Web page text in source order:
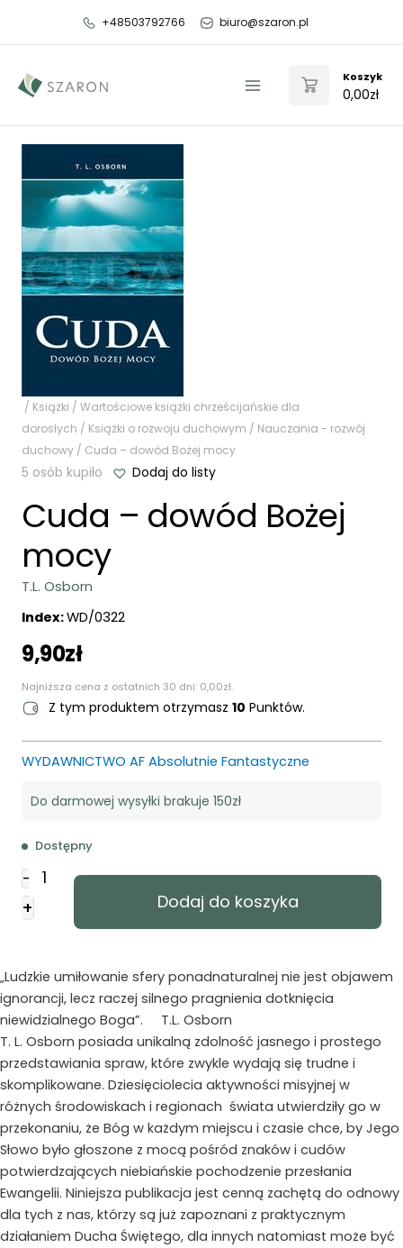
+48503792766 biuro@szaron.pl
Menu
Koszyk
0,00zł
/ Książki / Wartościowe książki chrześcijańskie dla
dorosłych / Książki o rozwoju duchowym / Nauczania - rozwój
duchowy / Cuda – dowód Bożej mocy
5 osób kupiło Dodaj do listy
Cuda – dowód Bożej
mocy
T.L. Osborn
Index:WD/0322
9,90zł
Najniższa cena z ostatnich 30 dni: 0,00zł.
Z tym produktem otrzymasz 10 Punktów.
WYDAWNICTWO AF Absolutnie Fantastyczne
Do darmowej wysyłki brakuje 150zł
Dostępny
-
ilość
Cuda
-
dowód
mocy
+ Dodaj do koszyka
„Ludzkie umiłowanie sfery ponadnaturalnej nie jest objawem
ignorancji, lecz raczej silnego pragnienia dotknięcia
niewidzialnego Boga”. T.L. Osborn
T. L. Osborn posiada unikalną zdolność jasnego i prostego
przedstawiania spraw, które zwykle wydają się trudne i
skomplikowane. Dziesięciolecia aktywności misyjnej w
różnych środowiskach i regionach świata utwierdziły go w
przekonaniu, że Bóg w każdym miejscu i czasie chce, by Jego
Słowo było głoszone z mocą pośród znaków i cudów
potwierdzających niebiańskie pochodzenie przesłania
Ewangelii. Niniejsza publikacja jest cenną zachętą do odnowy
dla tych z nas, którzy są już zapoznani z praktycznym
działaniem Ducha Świętego, dla innych natomiast może być